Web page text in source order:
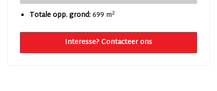
Totale opp. grond:699 m2
Interesse? Contacteer ons